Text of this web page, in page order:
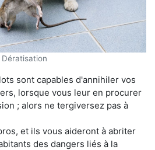
Dératisation
sont capables d'annihiler vos
lorsque vous leur en procurer
; alors ne tergiversez pas à
et ils vous aideront à abriter
des dangers liés à la